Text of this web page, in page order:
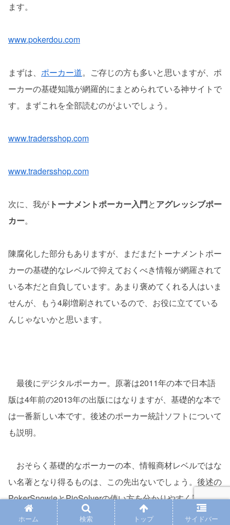
ます。
www.pokerdou.com
まずは、 ポーカー道。ご存じの方も多いと思いますが、ポ
ーカーの基礎知識が網羅的にまとめられている神サイトで
す。まずこれを全部読むのがよいでしょう。
www.tradersshop.com
www.tradersshop.com
次に、我が トーナメントポーカー入門とアグレッシブポー
カー。
陳腐化した部分もありますが、まだまだトーナメントポー
カーの基礎的なレベルで抑えておくべき情報が網羅されて
いる本だと自負しています。あまり褒めてくれる人はいま
せんが、もう4刷増刷されているので、お役に立てている
んじゃないかと思います。
最後にデジタルポーカー。原著は2011年の本で日本語
版は4年前の2013年の出版にはなりますが、基礎的な本で
は一番新しい本です。後述のポーカー統計ソフトについて
も説明。
おそらく基礎的なポーカーの本、情報商材レベルではな
い名著となり得るものは、この先出ないでしょう。後述の
PokerSnowieとPioSolverの使い方を分かりやすく説明し
た本が仮に出たとすれば、それが最後になるのではないか
ホーム 検索 トップ サイドバー